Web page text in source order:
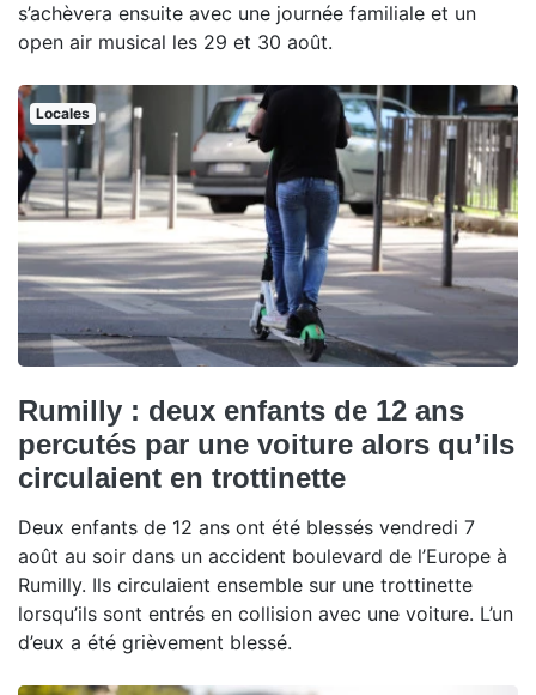
s’achèvera ensuite avec une journée familiale et un
open air musical les 29 et 30 août.
Locales
Rumilly : deux enfants de 12 ans
percutés par une voiture alors qu’ils
circulaient en trottinette
Deux enfants de 12 ans ont été blessés vendredi 7
août au soir dans un accident boulevard de l’Europe à
Rumilly. Ils circulaient ensemble sur une trottinette
lorsqu’ils sont entrés en collision avec une voiture. L’un
d’eux a été grièvement blessé.